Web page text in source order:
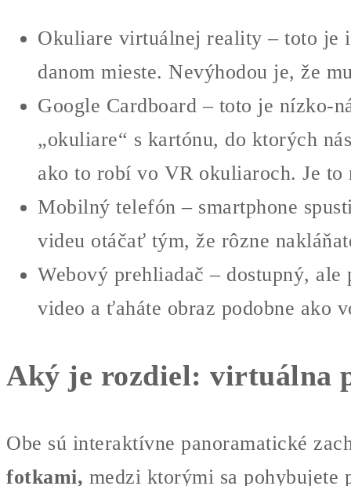
Okuliare virtuálnej reality – toto je
danom mieste. Nevýhodou je, že
Google Cardboard – toto je nízko-
„okuliare“ s kartónu, do ktorých
ako to robí vo VR okuliaroch. Je
Mobilný telefón – smartphone
videu otáčať tým, že rôzne
Webový prehliadač – dostupný,
video a ťaháte obraz podobne ako
Aký je rozdiel: virtuálna
Obe sú interaktívne panoramatické
fotkami, medzi ktorými sa pohybujete